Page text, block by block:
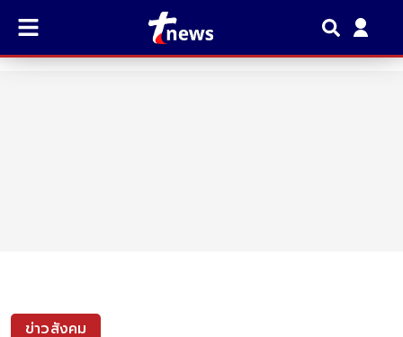
ข่าวสังคม